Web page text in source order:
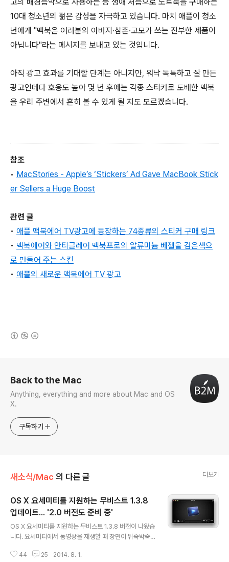
10대 청소년의 젊은 감성을 자극하고 있습니다. 마치 애플이 청소
년에게 "맥북은 여러분의 아버지∙삼촌∙고모가 쓰는 진부한 제품이
아닙니다"라는 메시지를 보내고 있는 것입니다.
아직 광고 효과를 기대할 단계는 아니지만, 워낙 독특하고 잘 만든
광고인데다 호응도 높아 몇 년 후에는 각종 스티커로 도배한 맥북
을 우리 주변에서 흔히 볼 수 있게 될 지도 모르겠습니다.
참조
• MacStories - Apple’s ‘Stickers’ Ad Gave MacBook Stick
er Sellers a Huge Boost
관련 글
• 애플 맥북에어 TV광고에 등장하는 74종류의 스티커 구매 링크
• 맥북에어와 안티글레어 맥북프로의 알류미늄 베젤을 검은색으
로 만들어 주는 스킨
• 애플의 새로운 맥북에어 TV 광고
Back to the Mac
Anything, everything and more about Mac and OS
X.
구독하기
새소식/Mac 의 다른 글 더보기
OS X 요세미티를 지원하는 무비스트 1.3.8
업데이트... '2.0 버전도 준비 중'
OS X 요세미티를 지원하는 무비스트 1.3.8 버전이 나왔습
니다. 요세미티에서 동영상을 재생할 때 장면이 뒤죽박죽
으로 사용할 수 없었던 치명적인 문제가 이번에 대부분 수
44 25 2014. 8. 1.